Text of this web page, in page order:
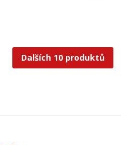
Dalších 10 produktů